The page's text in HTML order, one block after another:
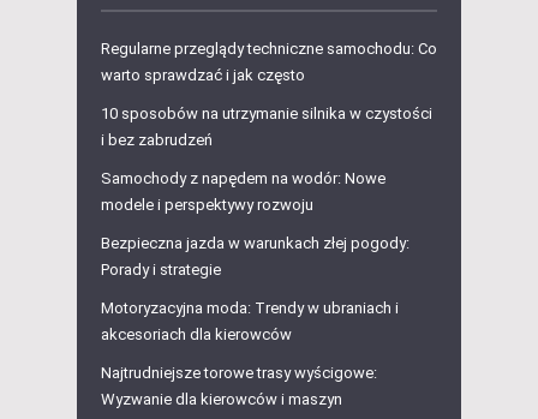
Regularne przeglądy techniczne samochodu: Co
warto sprawdzać i jak często
10 sposobów na utrzymanie silnika w czystości
i bez zabrudzeń
Samochody z napędem na wodór: Nowe
modele i perspektywy rozwoju
Bezpieczna jazda w warunkach złej pogody:
Porady i strategie
Motoryzacyjna moda: Trendy w ubraniach i
akcesoriach dla kierowców
Najtrudniejsze torowe trasy wyścigowe:
Wyzwanie dla kierowców i maszyn